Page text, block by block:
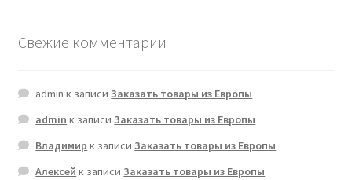
Свежие комментарии
admin к записиЗаказать товары из Европы
admin к записиЗаказать товары из Европы
Владимир к записиЗаказать товары из Европы
Алексей к записиЗаказать товары из Европы